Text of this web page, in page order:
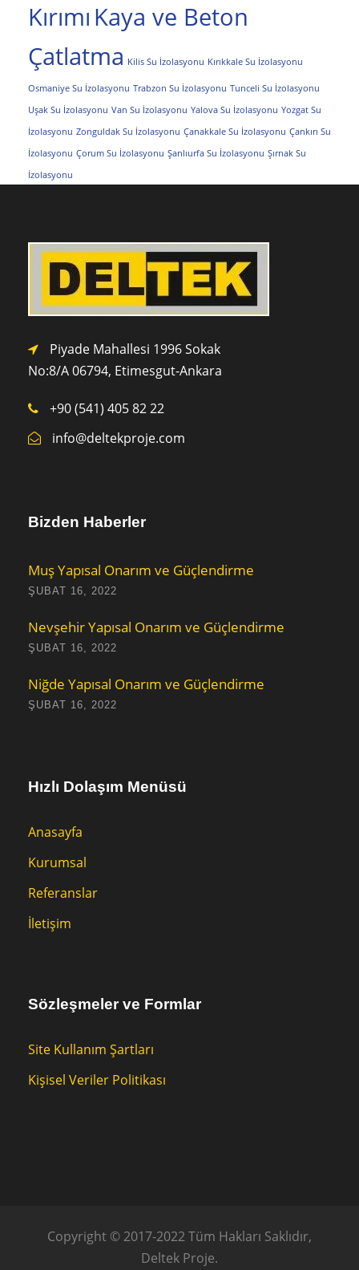
Kırımı Kaya ve Beton
Çatlatma Kilis Su İzolasyonu Kırıkkale Su İzolasyonu
Osmaniye Su İzolasyonu Trabzon Su İzolasyonu Tunceli Su İzolasyonu
Uşak Su İzolasyonu Van Su İzolasyonu Yalova Su İzolasyonu Yozgat Su
İzolasyonu Zonguldak Su İzolasyonu Çanakkale Su İzolasyonu Çankırı Su
İzolasyonu Çorum Su İzolasyonu Şanlıurfa Su İzolasyonu Şırnak Su
İzolasyonu
Piyade Mahallesi 1996 Sokak
No:8/A 06794, Etimesgut-Ankara
+90 (541) 405 82 22
info@deltekproje.com
Bizden Haberler
Muş Yapısal Onarım ve Güçlendirme
ŞUBAT 16, 2022
Nevşehir Yapısal Onarım ve Güçlendirme
ŞUBAT 16, 2022
Niğde Yapısal Onarım ve Güçlendirme
ŞUBAT 16, 2022
Hızlı Dolaşım Menüsü
Anasayfa
Kurumsal
Referanslar
İletişim
Sözleşmeler ve Formlar
Site Kullanım Şartları
Kişisel Veriler Politikası
Copyright © 2017-2022 Tüm Hakları Saklıdır,
Deltek Proje.